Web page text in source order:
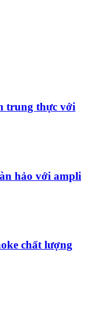
trung thực với
hảo với ampli
chất lượng